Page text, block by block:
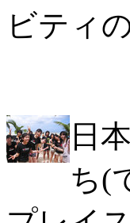
ビティ
日
ち(